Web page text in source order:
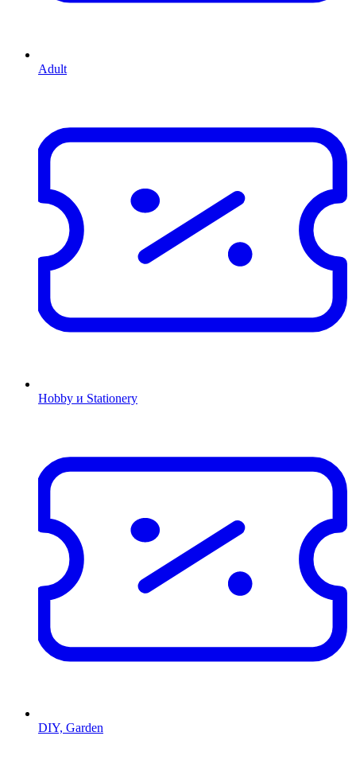
Adult
Hobby и Stationery
DIY, Garden